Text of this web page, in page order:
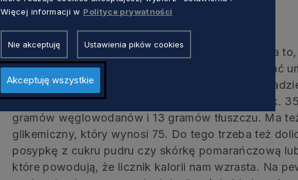
Ile można zjeść?
To trudne pytanie, bo nie ma jednej odpowiedzi na
zaszkodzi. Jak w każdej sytuacji, trzeba zachować
od wielkości, sposobu smażenia czy pieczenia,
250 do nawet 430 kalorii. Klasyczny pączek to ok.
gramów węglowodanów i 13 gramów tłuszczu. Ma
glikemiczny, który wynosi 75. Do tego trzeba też
posypkę z cukru pudru czy skórkę pomarańczową
które powodują, że licznik kalorii nam wzrasta. Na
Więcej informacji w Polityce prywatności
Nie akceptuję Ustawienia pików cookies
Akceptuję wszystkie